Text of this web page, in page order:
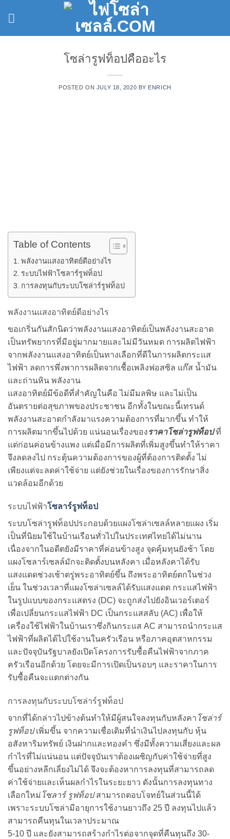
โซล่ารูฟท็อปคืออะไร
POSTED ON JULY 18, 2020 BY ENRICH
Table of Contents
พลังงานแสงอาทิตย์ดีอย่างไร
ระบบไฟฟ้าโซลาร์รูฟท็อป
การลงทุนกับระบบโซล่าร์รูฟท็อป
พลังงานแสงอาทิตย์ดีอย่างไร
ขอเกริ่นกันสักนิดว่าพลังงานแสงอาทิตย์เป็นพลังงานสะอาด
เป็นทรัพยากรที่มีอยู่มากมายและไม่มีวันหมด การผลิตไฟฟ้า
จากพลังงานแสงอาทิตย์เป็นทางเลือกที่ดีในการผลิตกระแส
ไฟฟ้า ลดการพึ่งพาการผลิตจากเชื้อเพลิงฟอสซิล แก๊ส น้ำมัน
และถ่านหิน พลังงาน
แสงอาทิตย์มีข้อดีที่สำคัญในคือ ไม่มีมลพิษ และไม่เป็น
อันตรายต่อสุขภาพของประชาชน อีกทั้งในขณะนี้เทรนด์
พลังงานสะอาดกำลังมาแรงความต้องการที่มากขึ้น ทำให้
การผลิตมากขึ้นไปด้วย แน่นอนเรื่องของราคาโซล่ารูฟท็อปที่
แต่ก่อนค่อนข้างแพง แต่เมื่อมีการผลิตที่เพิ่มสูงขึ้นทำให้ราคา
จึงลดลงไป กระตุ้นความต้องการของผู้ที่ต้องการติดตั้ง ไม่
เพียงแต่จะลดค่าใช้จ่าย แต่ยังช่วยในเรื่องของการรักษาสิ่ง
แวดล้อมอีกด้วย
ระบบไฟฟ้าโซลาร์รูฟท็อป
ระบบโซล่ารูฟท็อปประกอบด้วยแผงโซล่าเซลล์หลายแผง เริ่ม
เป็นที่นิยมใช้ในบ้านเรือนทั่วไปในประเทศไทยได้ไม่นาน
เนื่องจากในอดีตยังมีราคาที่ค่อนข้างสูง จุดคุ้มทุนยังช้า โดย
แผงโซลาร์เซลล์มักจะติดตั้งบนหลังคา เมื่อหลังคาได้รับ
แสงแดดช่วงเช้าตรู่พระอาทิตย์ขึ้น ถึงพระอาทิตย์ตกในช่วง
เย็น ในช่วงเวลาที่แผงโซล่าเซลล์ได้รับแสงแดด กระแสไฟฟ้า
ในรูปแบบของกระแสตรง (DC) จะถูกส่งไปยังอินเวอร์เตอร์
เพื่อเปลี่ยนกระแสไฟฟ้า DC เป็นกระแสสลับ (AC) เพื่อให้
เครื่องใช้ไฟฟ้าในบ้านเราซึ่งกินกระแส AC สามารถนำกระแส
ไฟฟ้าที่ผลิตได้ไปใช้งานในครัวเรือน หรือภาคอุตสาหกรรม
และปัจจุบันรัฐบาลยังเปิดโครงการรับซื้อคืนไฟฟ้าจากภาค
ครัวเรือนอีกด้วย โดยจะมีการเปิดเป็นรอบๆ และราคาในการ
รับซื้อคืนจะแตกต่างกัน
การลงทุนกับระบบโซล่าร์รูฟท็อป
จากที่ได้กล่าวไปข้างต้นทำให้มีผู้สนใจลงทุนกับหลังคา โซล่าร์
รูฟท็อปเพิ่มขึ้น จากความเชื่อเดิมที่นำเงินไปลงทุนกับ หุ้น
อสังหาริมทรัพย์ เงินฝากและทองคำ ซึ่งมีทั้งความเสี่ยงและผล
กำไรที่ไม่แน่นอน แต่ปัจจุบันเราต้องเผชิญกับค่าใช้จ่ายที่สูง
ขึ้นอย่างหลีกเลี่ยงไม่ได้ จึงจะต้องหาการลงทุนที่สามารถลด
ค่าใช้จ่ายและเห็นผลกำไรในระยะยาว ดังนั้นการลงทุนทาง
เลือกใหม่ โซลาร์ รูฟท็อปสามารถตอบโจทย์ในส่วนนี้ได้
เพราะระบบโซล่ามีอายุการใช้งานยาวถึง 25 ปี ลงทุนไปแล้ว
สามารถคืนทุนในเวลาประมาณ
5-10 ปี และยังสามารถสร้างกำไรต่อจากจุดที่คืนทุนถึง 30-